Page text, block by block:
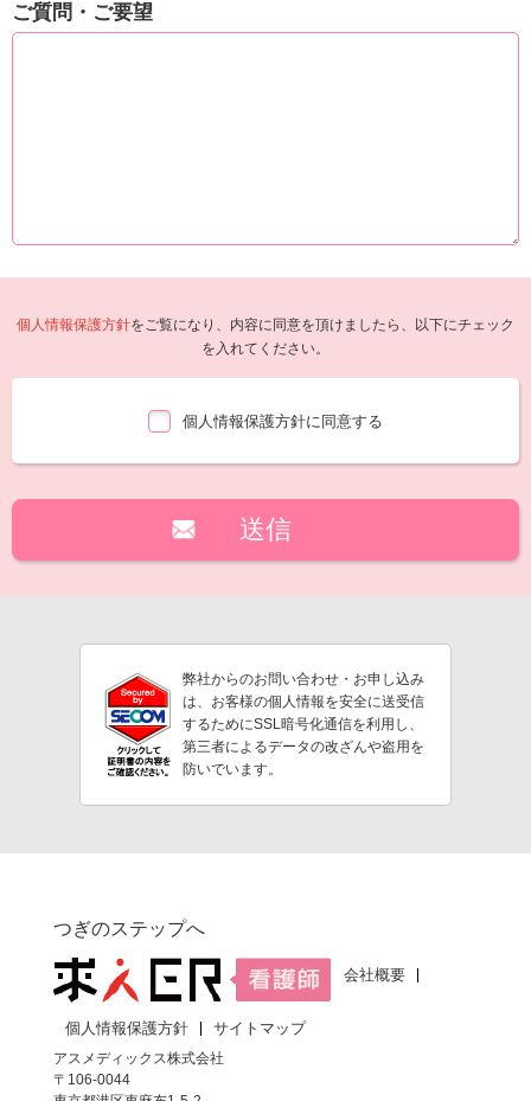
ご質問・ご要望
個人情報保護方針をご覧になり、内容に同意を頂けましたら、以下にチェック
を入れてください。
個人情報保護方針に同意する
弊社からのお問い合わせ・お申し込み
は、お客様の個人情報を安全に送受信
するためにSSL暗号化通信を利用し、
第三者によるデータの改ざんや盗用を
防いでいます。
つぎのステップへ
会社概要
個人情報保護方針
サイトマップ
アスメディックス株式会社
〒106-0044